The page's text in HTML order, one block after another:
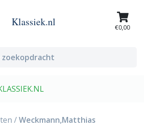
Klassiek.nl €0,00
/Weckmann,Matthias